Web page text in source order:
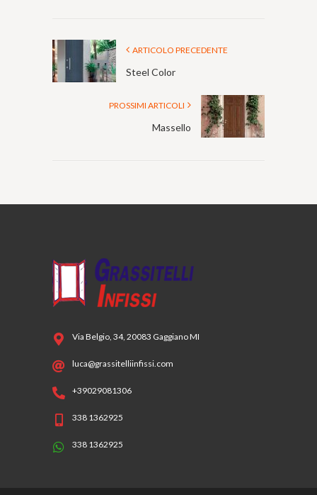
ARTICOLO PRECEDENTE
Steel Color
PROSSIMI ARTICOLI
Massello
Via Belgio, 34, 20083 Gaggiano MI
luca@grassitelliinfissi.com
+39029081306
338 1362925
338 1362925